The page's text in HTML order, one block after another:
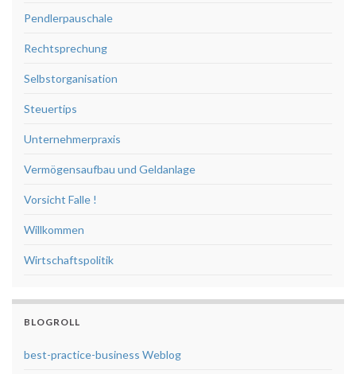
Pendlerpauschale
Rechtsprechung
Selbstorganisation
Steuertips
Unternehmerpraxis
Vermögensaufbau und Geldanlage
Vorsicht Falle !
Willkommen
Wirtschaftspolitik
BLOGROLL
best-practice-business Weblog